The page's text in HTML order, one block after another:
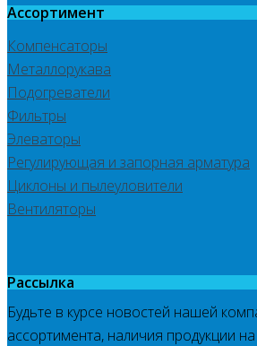
Ассортимент
Компенсаторы
Металлорукава
Подогреватели
Фильтры
Элеваторы
Регулирующая и запорная арматура
Циклоны и пылеуловители
Вентиляторы
Рассылка
Будьте в курсе новостей нашей
ассортимента, наличия продукции